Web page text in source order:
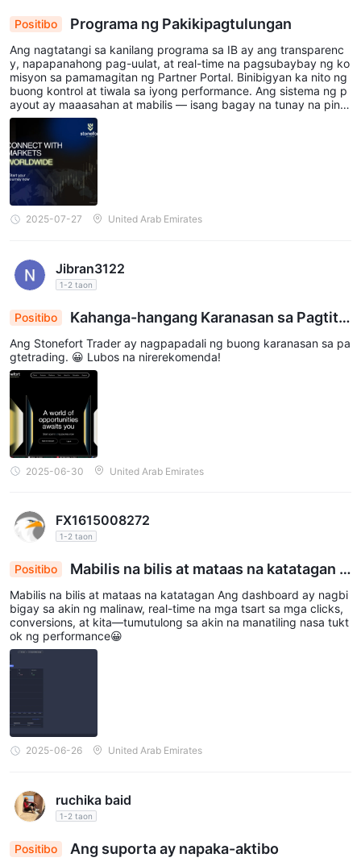
Positibo Programa ng Pakikipagtulungan
Ang nagtatangi sa kanilang programa sa IB ay ang transparenc
y, napapanahong pag-uulat, at real-time na pagsubaybay ng ko
misyon sa pamamagitan ng Partner Portal. Binibigyan ka nito ng
buong kontrol at tiwala sa iyong performance. Ang sistema ng p
ayout ay maaasahan at mabilis — isang bagay na tunay na pina
hahalagahan ng bawat IB.
2025-07-27 United Arab Emirates
Jibran3122
1-2 taon
Positibo
Kahanga-hangang Karanasan sa Pagtitin
gi
Ang Stonefort Trader ay nagpapadali ng buong karanasan sa pa
gtetrading. 😀 Lubos na nirerekomenda!
2025-06-30 United Arab Emirates
FX1615008272
1-2 taon
Positibo
Mabilis na bilis at mataas na katatagan A
ng dashboard ay nagbibigay sa akin ng malinaw, r
eal-time na mga tsart sa mga clicks, conversion
s, at kita—tumutulong sa akin na manatiling nasa
tuktok ng performance😀
Mabilis na bilis at mataas na katatagan Ang dashboard ay nagbi
bigay sa akin ng malinaw, real-time na mga tsart sa mga clicks,
conversions, at kita—tumutulong sa akin na manatiling nasa tukt
ok ng performance😀
2025-06-26 United Arab Emirates
ruchika baid
1-2 taon
Positibo Ang suporta ay napaka-aktibo